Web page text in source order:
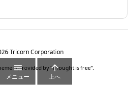
Tricorn Corporation
is provided by "Thought is free".

メニュー

上へ